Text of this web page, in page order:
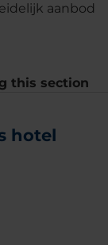
aanbod
this section
hotel